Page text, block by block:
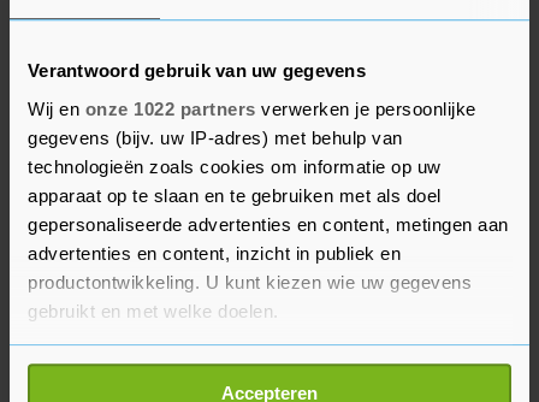
Verantwoord gebruik van uw gegevens
Wij en onze 1022 partners verwerken je persoonlijke
gegevens (bijv. uw IP-adres) met behulp van
technologieën zoals cookies om informatie op uw
apparaat op te slaan en te gebruiken met als doel
gepersonaliseerde advertenties en content, metingen aan
advertenties en content, inzicht in publiek en
productontwikkeling. U kunt kiezen wie uw gegevens
gebruikt en met welke doelen.
Als u het toestaat, willen we ook graag:
Accepteren